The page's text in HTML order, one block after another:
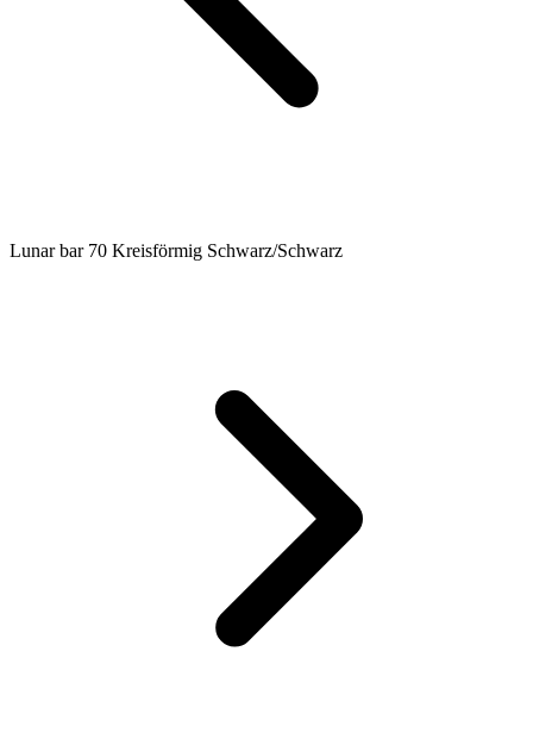
Lunar bar 70 Kreisförmig Schwarz/Schwarz